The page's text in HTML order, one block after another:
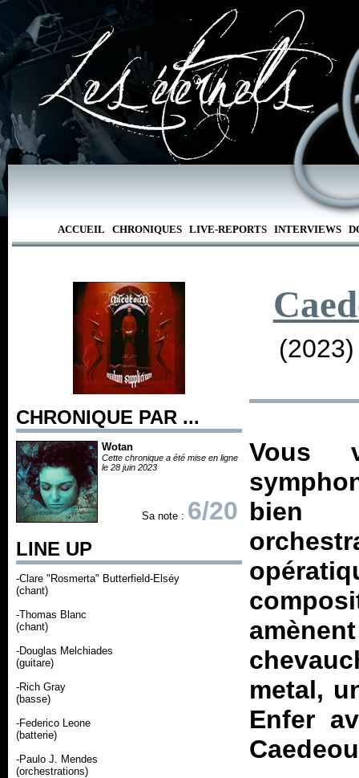
ACCUEIL CHRONIQUES LIVE-REPORTS INTERVIEWS
CHRONIQUE PAR ...
Wotan
Cette chronique a été mise en ligne
le 28 juin 2023
Sa note : 6/20
LINE UP
-Clare "Rosmerta" Butterfield-Elséy
(chant)
-Thomas Blanc
(chant)
-Douglas Melchiades
(guitare)
-Rich Gray
(basse)
-Federico Leone
(batterie)
-Paulo J. Mendes
(orchestrations)
Vous
bien
metal,
Enfer